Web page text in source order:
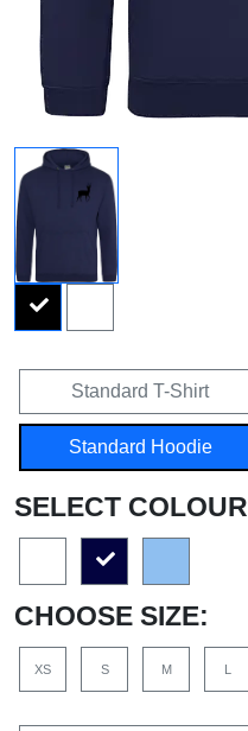
Standard T-Shirt
Standard Hoodie
SELECT COLOUR
CHOOSE SIZE:
XS S M L